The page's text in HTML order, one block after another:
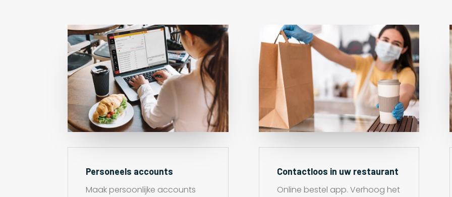
Personeels accounts
Maak persoonlijke accounts
Contactloos in uw restaurant
Online bestel app. Verhoog het